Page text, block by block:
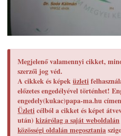
Megjelenő valamennyi cikket,
szerzői jog véd.
A cikkek és képeküzleti
előzetes engedélyével történhet!
engedely(kukac)papa-ma.hu
Üzleticélból a cikket és képet
után) kizárólag a saját weboldalán
közösségi oldalán megosztania